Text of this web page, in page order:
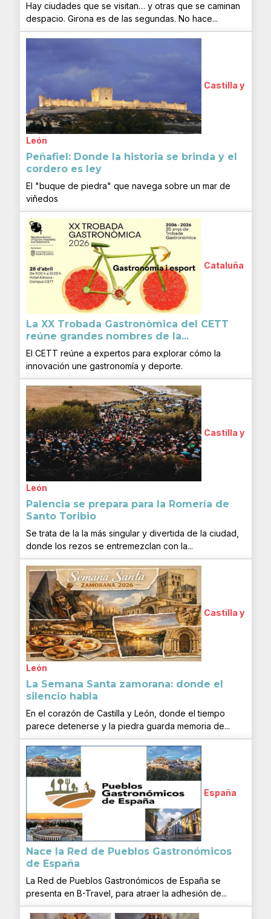
Hay ciudades que se visitan… y otras que se caminan
despacio. Girona es de las segundas. No hace...
Castilla y
León
Peñafiel: Donde la historia se brinda y el
cordero es ley
El "buque de piedra" que navega sobre un mar de
viñedos
Cataluña
La XX Trobada Gastronòmica del CETT
reúne grandes nombres de la...
El CETT reúne a expertos para explorar cómo la
innovación une gastronomía y deporte.
Castilla y
León
Palencia se prepara para la Romería de
Santo Toribio
Se trata de la la más singular y divertida de la ciudad,
donde los rezos se entremezclan con la...
Castilla y
León
La Semana Santa zamorana: donde el
silencio habla
En el corazón de Castilla y León, donde el tiempo
parece detenerse y la piedra guarda memoria de...
España
Nace la Red de Pueblos Gastronómicos
de España
La Red de Pueblos Gastronómicos de España se
presenta en B-Travel, para atraer la adhesión de...